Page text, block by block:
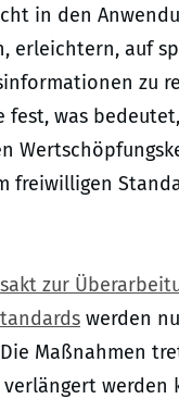
in den
erleichtern, auf
zu
was
freiwilligen
zur
werden
Maßnahmen
werden